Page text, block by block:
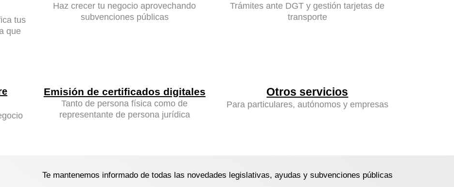
tus
que
Haz crecer tu negocio aprovechando
subvenciones públicas
Trámites ante DGT y gestión tarjetas de
transporte
Emisión de certificados digitales
Tanto de persona física como de
representante de persona jurídica
Otros servicios
Para particulares, autónomos y empresas
Te mantenemos informado de todas las novedades legislativas, ayudas y subvenciones públicas